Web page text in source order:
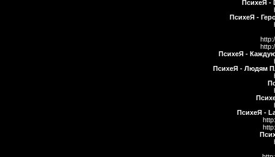
ПсихеЯ -
ПсихеЯ -
ПсихеЯ -
ПсихеЯ - Людям
ПсихеЯ -